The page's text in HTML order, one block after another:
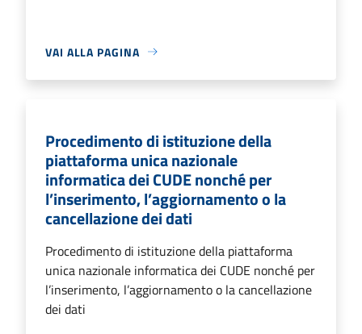
VAI ALLA PAGINA
Procedimento di istituzione della
piattaforma unica nazionale
informatica dei CUDE nonché per
l’inserimento, l’aggiornamento o la
cancellazione dei dati
Procedimento di istituzione della piattaforma
unica nazionale informatica dei CUDE nonché per
l’inserimento, l’aggiornamento o la cancellazione
dei dati